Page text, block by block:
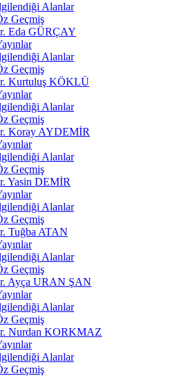
Alanlar
Geçmiş
Eda GÜRÇAY
Alanlar
Geçmiş
Kurtuluş KÖKLÜ
Alanlar
Geçmiş
Koray AYDEMİR
Alanlar
Geçmiş
Yasin DEMİR
Alanlar
Geçmiş
Tuğba ATAN
Alanlar
Geçmiş
Ayça URAN ŞAN
Alanlar
Geçmiş
Nurdan KORKMAZ
Alanlar
Geçmiş